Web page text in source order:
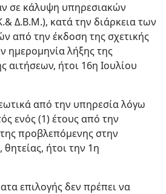
σε κάλυψη υπηρεσιακών
Δ.Β.Μ.), κατά την διάρκεια των
από την έκδοση της σχετικής
ημερομηνία λήξης της
αιτήσεων, ήτοι 16η Ιουλίου
από την υπηρεσία λόγω
ενός (1) έτους από την
προβλεπόμενης στην
ήτοι την 1η
επιλογής δεν πρέπει να